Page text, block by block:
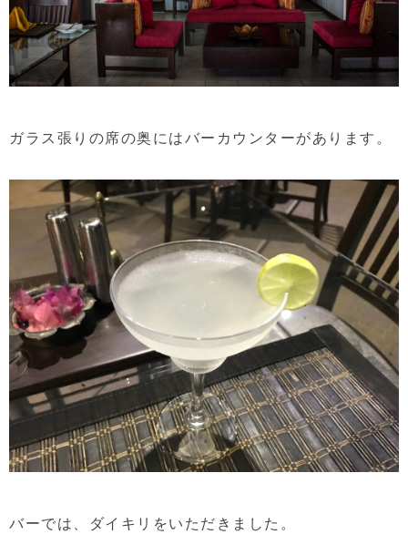
ガラス張りの席の奥にはバーカウンターがあります。
バーでは、ダイキリをいただきました。